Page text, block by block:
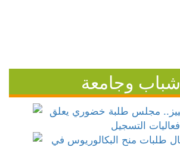
شباب وجامعة